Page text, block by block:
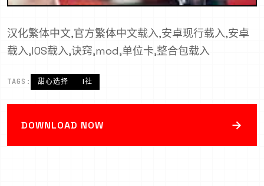
汉化繁体中文,官方繁体中文载入,安卓现行载入,安卓
载入,IOS载入,诀窍,mod,单位卡,整合包载入
TAGS: 甜心选择 I社
DOWNLOAD NOW →